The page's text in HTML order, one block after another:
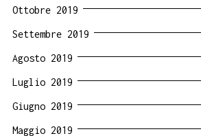
Ottobre 2019
Settembre 2019
Agosto 2019
Luglio 2019
Giugno 2019
Maggio 2019